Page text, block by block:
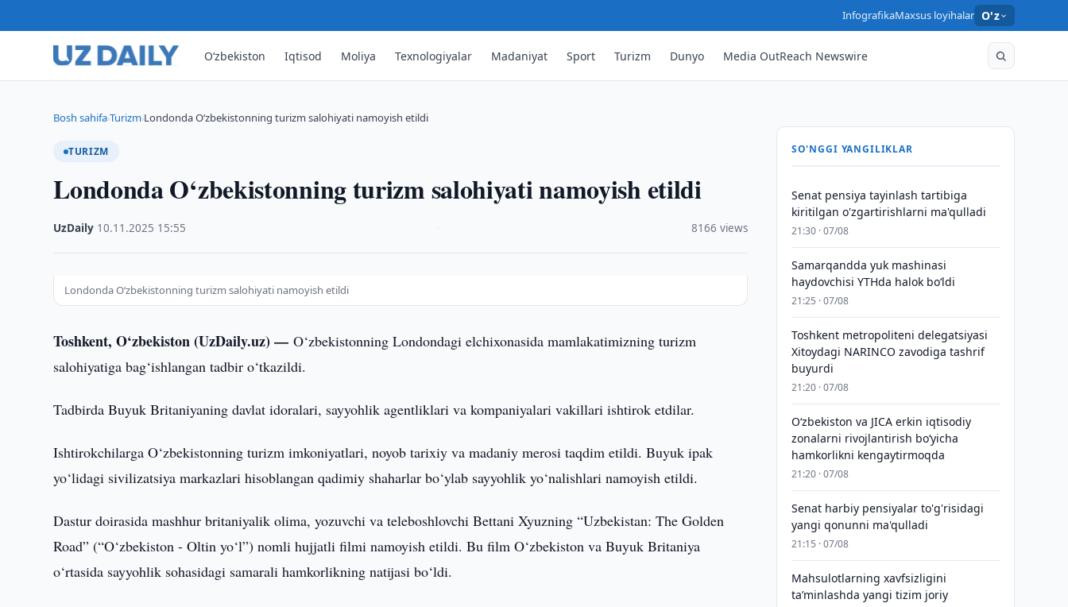
InfografikaMaxsus loyihalar O'z
O‘zbekiston Iqtisod Moliya Texnologiyalar Madaniyat Sport Turizm Dunyo Media OutReach Newswire
Bosh sahifa›Turizm›Londonda O‘zbekistonning turizm salohiyati namoyish etildi
TURIZM
Londonda O‘zbekistonning turizm salohiyati namoyish etildi
UzDaily 10.11.2025 15:55 8166 views
Londonda O‘zbekistonning turizm salohiyati namoyish etildi
Toshkent, O‘zbekiston (UzDaily.uz) —O‘zbekistonning Londondagi elchixonasida mamlakatimizning turizm
salohiyatiga bag‘ishlangan tadbir o‘tkazildi.
Tadbirda Buyuk Britaniyaning davlat idoralari, sayyohlik agentliklari va kompaniyalari vakillari ishtirok etdilar.
Ishtirokchilarga O‘zbekistonning turizm imkoniyatlari, noyob tarixiy va madaniy merosi taqdim etildi. Buyuk ipak
yo‘lidagi sivilizatsiya markazlari hisoblangan qadimiy shaharlar bo‘ylab sayyohlik yo‘nalishlari namoyish etildi.
Dastur doirasida mashhur britaniyalik olima, yozuvchi va teleboshlovchi Bettani Xyuzning “Uzbekistan: The Golden
Road” (“O‘zbekiston - Oltin yo‘l”) nomli hujjatli filmi namoyish etildi. Bu film O‘zbekiston va Buyuk Britaniya
o‘rtasida sayyohlik sohasidagi samarali hamkorlikning natijasi bo‘ldi.
SO'NGGI YANGILIKLAR
Senat pensiya tayinlash tartibiga
kiritilgan o'zgartirishlarni ma'qulladi
21:30 · 07/08
Samarqandda yuk mashinasi
haydovchisi YTHda halok bo‘ldi
21:25 · 07/08
Toshkent metropoliteni delegatsiyasi
Xitoydagi NARINCO zavodiga tashrif
buyurdi
21:20 · 07/08
Oʻzbekiston va JICA erkin iqtisodiy
zonalarni rivojlantirish boʻyicha
hamkorlikni kengaytirmoqda
21:20 · 07/08
Senat harbiy pensiyalar to'g'risidagi
yangi qonunni ma'qulladi
21:15 · 07/08
Mahsulotlarning xavfsizligini
taʼminlashda yangi tizim joriy